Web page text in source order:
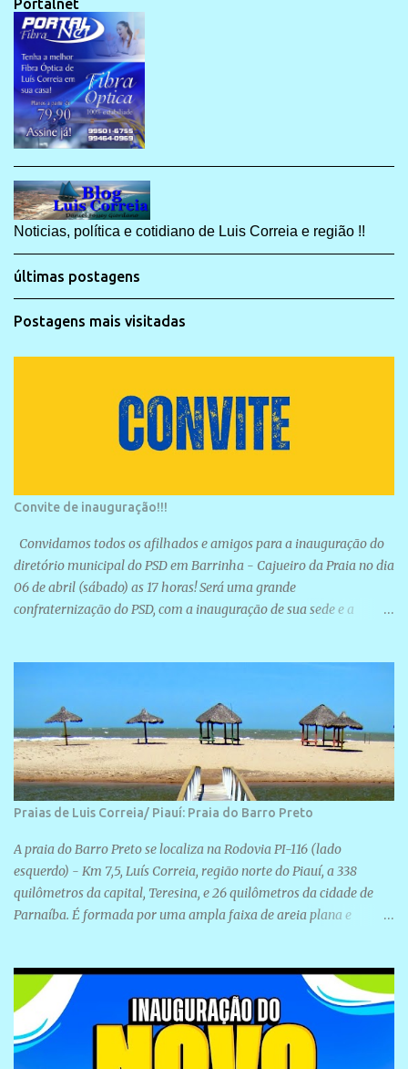
Portalnet
Noticias, política e cotidiano de Luis Correia e região !!
últimas postagens
Postagens mais visitadas
Convite de inauguração!!!
Convidamos todos os afilhados e amigos para a inauguração do
diretório municipal do PSD em Barrinha - Cajueiro da Praia no dia
06 de abril (sábado) as 17 horas! Será uma grande
confraternização do PSD, com a inauguração de sua sede e a
Praias de Luis Correia/ Piauí: Praia do Barro Preto
A praia do Barro Preto se localiza na Rodovia PI-116 (lado
esquerdo) - Km 7,5, Luís Correia, região norte do Piauí, a 338
quilômetros da capital, Teresina, e 26 quilômetros da cidade de
Parnaíba. É formada por uma ampla faixa de areia plana e
devido ao extensivo molhe de pedras que não chegam a 2 metros
de altura, não apresentando dunas em seu espaço geográfico. Não
se sabe ao certo porque a praia leva esse nome, e muitas das suas
historias foram esquecidas ao longo do tempo. A praia é